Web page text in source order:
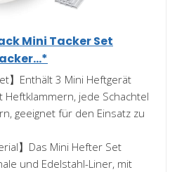
Mini Tacker Set
】Enthält 3 Mini Heftgerät
Heftklammern, jede Schachtel
geeignet für den Einsatz zu
】Das Mini Hefter Set
und Edelstahl-Liner, mit